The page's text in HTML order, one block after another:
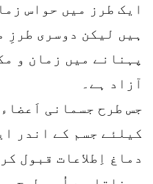
ایک طرز میں حواس
ہیں لیکن دوسری طرزِ
پہنانے میں زمان و
آزاد ہے۔
جس طرح جسمانی
کیلئے جسم کے اندر
دماغ اِطلاعات قبول